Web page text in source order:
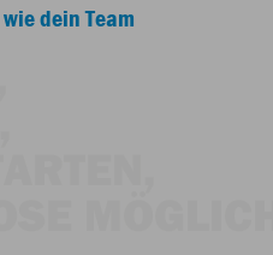
dein Team